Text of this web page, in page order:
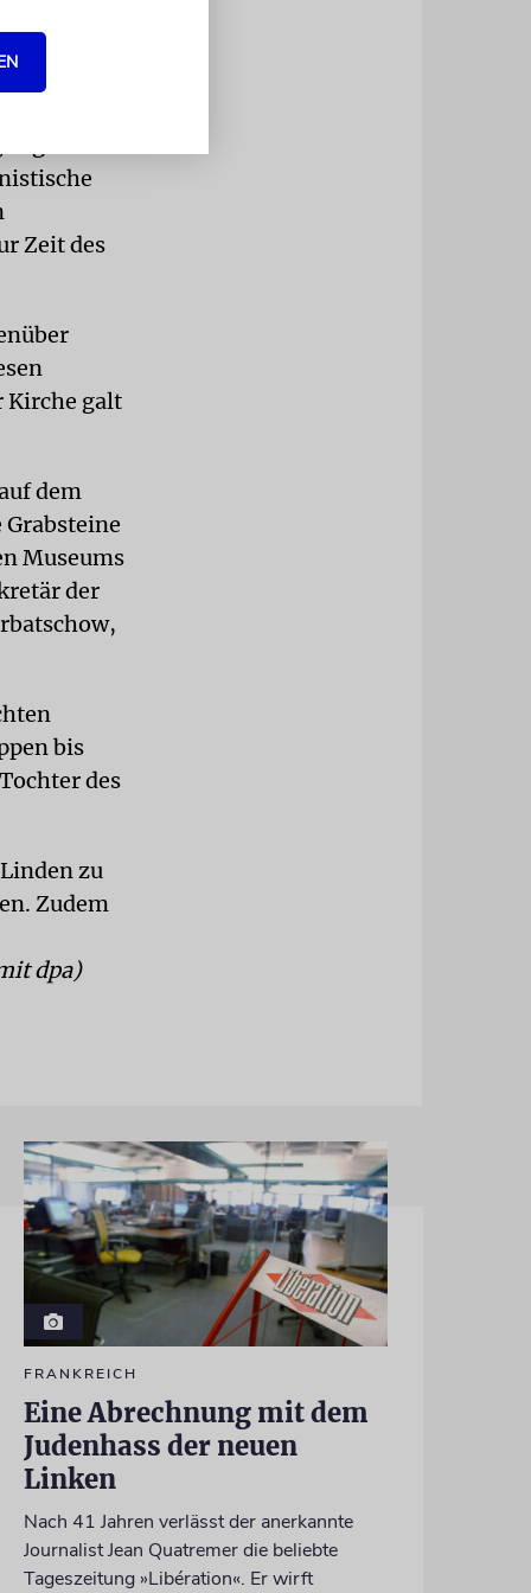
Žižkov
Zeit des
Kirche galt
dem
Museums
der
bis
des
zu
Zudem
dpa)
FRANKREICH
Eine Abrechnung mit dem
Judenhass der neuen
Linken
Nach 41 Jahren verlässt der anerkannte
Journalist Jean Quatremer die beliebte
Tageszeitung »Libération«. Er wirft